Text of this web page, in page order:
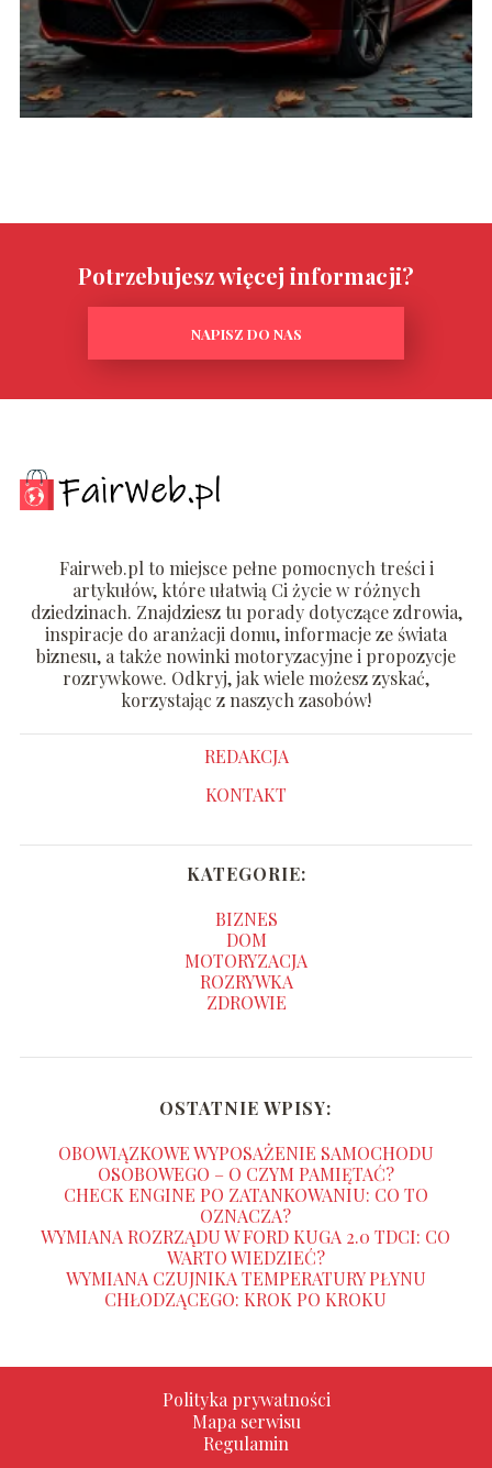
Potrzebujesz więcej informacji?
NAPISZ DO NAS
Fairweb.pl to miejsce pełne pomocnych treści i
artykułów, które ułatwią Ci życie w różnych
dziedzinach. Znajdziesz tu porady dotyczące zdrowia,
inspiracje do aranżacji domu, informacje ze świata
biznesu, a także nowinki motoryzacyjne i propozycje
rozrywkowe. Odkryj, jak wiele możesz zyskać,
korzystając z naszych zasobów!
REDAKCJA
KONTAKT
KATEGORIE:
BIZNES
DOM
MOTORYZACJA
ROZRYWKA
ZDROWIE
OSTATNIE WPISY:
OBOWIĄZKOWE WYPOSAŻENIE SAMOCHODU
OSOBOWEGO – O CZYM PAMIĘTAĆ?
CHECK ENGINE PO ZATANKOWANIU: CO TO
OZNACZA?
WYMIANA ROZRZĄDU W FORD KUGA 2.0 TDCI: CO
WARTO WIEDZIEĆ?
WYMIANA CZUJNIKA TEMPERATURY PŁYNU
CHŁODZĄCEGO: KROK PO KROKU
Polityka prywatności
Mapa serwisu
Regulamin